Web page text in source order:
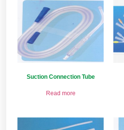
Suction Connection Tube
Read more